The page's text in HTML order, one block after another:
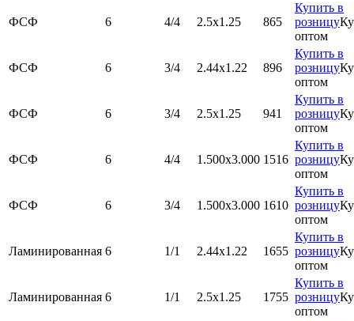
ФСФ 6 4/4 2.5х1.25 865
Купить в
розницу
оптом
ФСФ 6 3/4 2.44х1.22 896
Купить в
розницу
оптом
ФСФ 6 3/4 2.5х1.25 941
Купить в
розницу
оптом
ФСФ 6 4/4 1.500x3.000 1516
Купить в
розницу
оптом
ФСФ 6 3/4 1.500x3.000 1610
Купить в
розницу
оптом
Ламинированная 6 1/1 2.44х1.22 1655
Купить в
розницу
оптом
Ламинированная 6 1/1 2.5х1.25 1755
Купить в
розницу
оптом